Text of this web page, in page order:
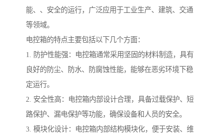
能、、安全的运行，广泛应用于工业生产、建筑、交通
等领域。
电控箱的特点主要包括以下几个方面：
1. 防护性能强：电控箱通常采用坚固的材料制造，具有
良好的防尘、防水、防腐蚀性能，能够在恶劣环境下稳
定运行。
2. 安全性高：电控箱内部设计合理，具备过载保护、短
路保护、漏电保护等功能，确保设备和人员的安全。
3. 模块化设计：电控箱内部结构模块化，便于安装、维